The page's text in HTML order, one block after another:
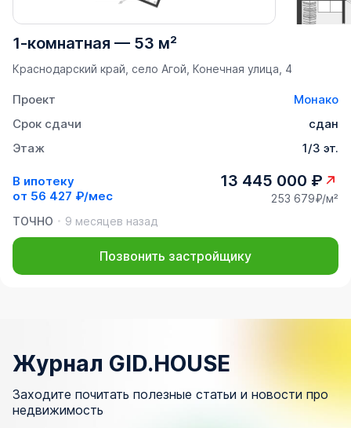
1-комнатная — 53 м²
Краснодарский край, село Агой, Конечная улица, 4
Проект
Монако
Срок сдачи
сдан
Этаж
1/3 эт.
В ипотеку
от 56 427 ₽/мес
13 445 000 ₽
253 679₽/м²
ТОЧНО
9 месяцев назад
Позвонить застройщику
Журнал GID.HOUSE
Заходите почитать полезные статьи и новости про
недвижимость